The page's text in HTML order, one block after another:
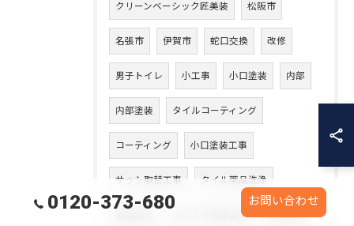
クリーンベーシック匠美装 松阪市
名張市 伊賀市 蛇口交換 改修
男子トイレ 小工事 小口塗装 内部
内部塗装 タイルコーティング
コーティング 小口塗装工事
サッシ取替工事 タイル薬品洗浄
シロアリ防除工事
0120-373-680 お問い合わせ